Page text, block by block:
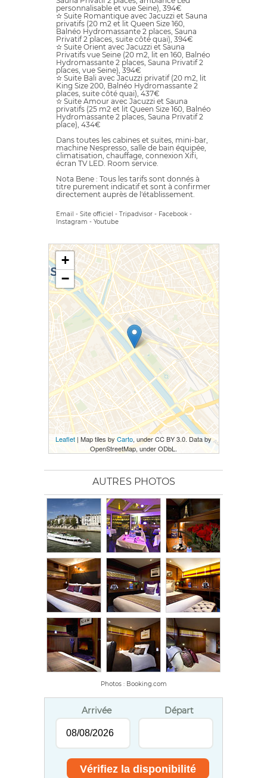
personnalisable et vue Seine), 394€
✫ Suite Romantique avec Jacuzzi et Sauna
privatifs (20 m2 et lit Queen Size 160,
Balnéo Hydromassante 2 places, Sauna
Privatif 2 places, suite côté quai), 394€
✫ Suite Orient avec Jacuzzi et Sauna
Privatifs vue Seine (20 m2, lit en 160, Balnéo
Hydromassante 2 places, Sauna Privatif 2
places, vue Seine), 394€
✫ Suite Bali avec Jacuzzi privatif (20 m2, lit
King Size 200, Balnéo Hydromassante 2
places, suite côté quai), 437€
✫ Suite Amour avec Jacuzzi et Sauna
privatifs (25 m2 et lit Queen Size 160, Balnéo
Hydromassante 2 places, Sauna Privatif 2
place), 434€
Dans toutes les cabines et suites, mini-bar,
machine Nespresso, salle de bain équipée,
climatisation, chauffage, connexion Xifi,
écran TV LED. Room service.
Nota Bene : Tous les tarifs sont donnés à
titre purement indicatif et sont à confirmer
directement auprès de l'établissement.
Email - Site officiel - Tripadvisor - Facebook -
Instagram - Youtube
+
−
Leaflet | Map tiles by Carto, under CC BY 3.0. Data by
OpenStreetMap, under ODbL.
AUTRES PHOTOS
Photos : Booking.com
Arrivée Départ